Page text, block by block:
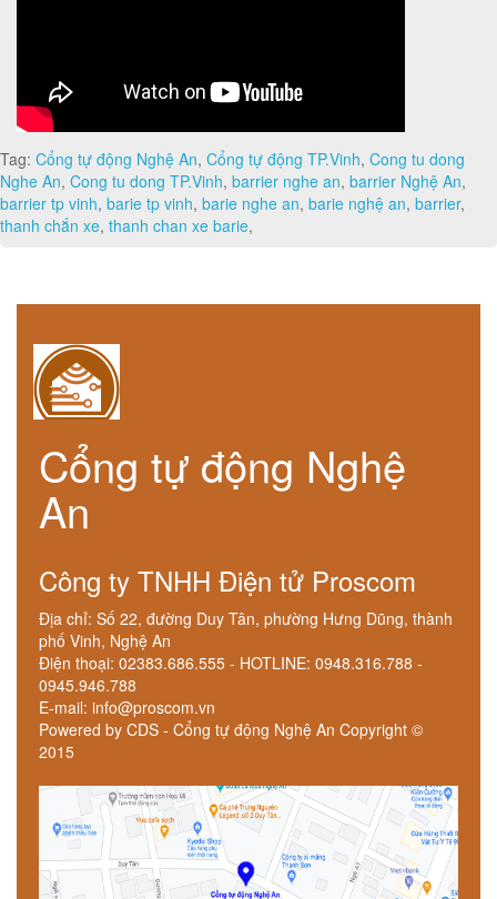
Tag: Cổng tự động Nghệ An, Cổng tự động TP.Vinh, Cong tu dong
Nghe An, Cong tu dong TP.Vinh, barrier nghe an, barrier Nghệ An,
barrier tp vinh, barie tp vinh, barie nghe an, barie nghệ an, barrier,
thanh chắn xe, thanh chan xe barie,
Cổng tự động Nghệ
An
Công ty TNHH Điện tử Proscom
Địa chỉ: Số 22, đường Duy Tân, phường Hưng Dũng, thành
phố Vinh, Nghệ An
Điện thoại: 02383.686.555 - HOTLINE: 0948.316.788 -
0945.946.788
E-mail: info@proscom.vn
Powered by CDS - Cổng tự động Nghệ An Copyright ©
2015